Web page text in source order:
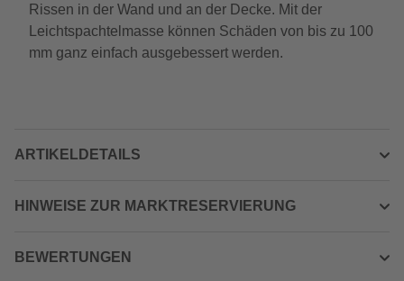
Rissen in der Wand und an der Decke. Mit der
Leichtspachtelmasse können Schäden von bis zu 100
mm ganz einfach ausgebessert werden.
ARTIKELDETAILS
HINWEISE ZUR MARKTRESERVIERUNG
BEWERTUNGEN